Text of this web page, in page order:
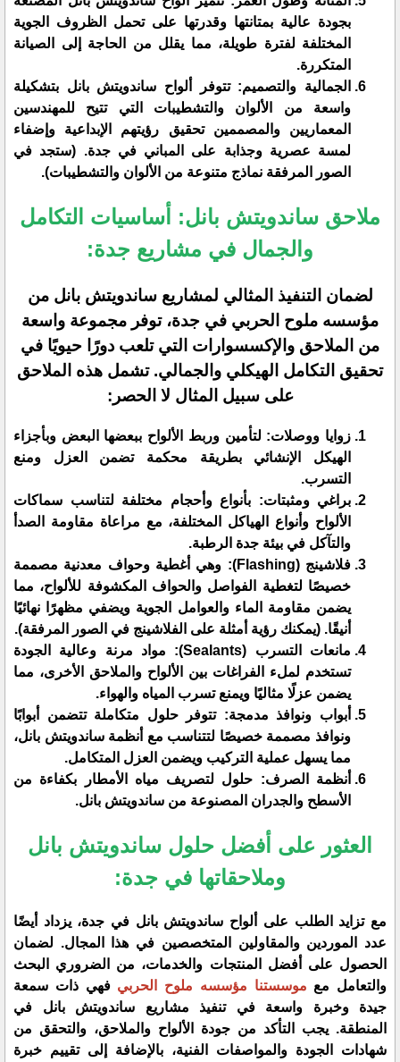
بجودة عالية بمتانتها وقدرتها على تحمل الظروف الجوية
المختلفة لفترة طويلة، مما يقلل من الحاجة إلى الصيانة
المتكررة.
الجمالية والتصميم: تتوفر ألواح ساندويتش بانل بتشكيلة
واسعة من الألوان والتشطيبات التي تتيح للمهندسين
المعماريين والمصممين تحقيق رؤيتهم الإبداعية وإضفاء
لمسة عصرية وجذابة على المباني في جدة. (ستجد في
الصور المرفقة نماذج متنوعة من الألوان والتشطيبات).
ملاحق ساندويتش بانل: أساسيات التكامل
والجمال في مشاريع جدة:
لضمان التنفيذ المثالي لمشاريع ساندويتش بانل من
مؤسسه ملوح الحربي في جدة، توفر مجموعة واسعة
من الملاحق والإكسسوارات التي تلعب دورًا حيويًا في
تحقيق التكامل الهيكلي والجمالي. تشمل هذه الملاحق
على سبيل المثال لا الحصر:
زوايا ووصلات: لتأمين وربط الألواح ببعضها البعض وبأجزاء
الهيكل الإنشائي بطريقة محكمة تضمن العزل ومنع
التسرب.
براغي ومثبتات: بأنواع وأحجام مختلفة لتناسب سماكات
الألواح وأنواع الهياكل المختلفة، مع مراعاة مقاومة الصدأ
والتآكل في بيئة جدة الرطبة.
فلاشينج (Flashing): وهي أغطية وحواف معدنية مصممة
خصيصًا لتغطية الفواصل والحواف المكشوفة للألواح، مما
يضمن مقاومة الماء والعوامل الجوية ويضفي مظهرًا نهائيًا
أنيقًا. (يمكنك رؤية أمثلة على الفلاشينج في الصور المرفقة).
مانعات التسرب (Sealants): مواد مرنة وعالية الجودة
تستخدم لملء الفراغات بين الألواح والملاحق الأخرى، مما
يضمن عزلًا مثاليًا ويمنع تسرب المياه والهواء.
أبواب ونوافذ مدمجة: تتوفر حلول متكاملة تتضمن أبوابًا
ونوافذ مصممة خصيصًا لتتناسب مع أنظمة ساندويتش بانل،
مما يسهل عملية التركيب ويضمن العزل المتكامل.
أنظمة الصرف: حلول لتصريف مياه الأمطار بكفاءة من
الأسطح والجدران المصنوعة من ساندويتش بانل.
العثور على أفضل حلول ساندويتش بانل
وملاحقاتها في جدة:
مع تزايد الطلب على ألواح ساندويتش بانل في جدة، يزداد أيضًا
عدد الموردين والمقاولين المتخصصين في هذا المجال. لضمان
الحصول على أفضل المنتجات والخدمات، من الضروري البحث
والتعامل مع موسستنا مؤسسه ملوح الحربي فهي ذات سمعة
جيدة وخبرة واسعة في تنفيذ مشاريع ساندويتش بانل في
المنطقة. يجب التأكد من جودة الألواح والملاحق، والتحقق من
شهادات الجودة والمواصفات الفنية، بالإضافة إلى تقييم خبرة